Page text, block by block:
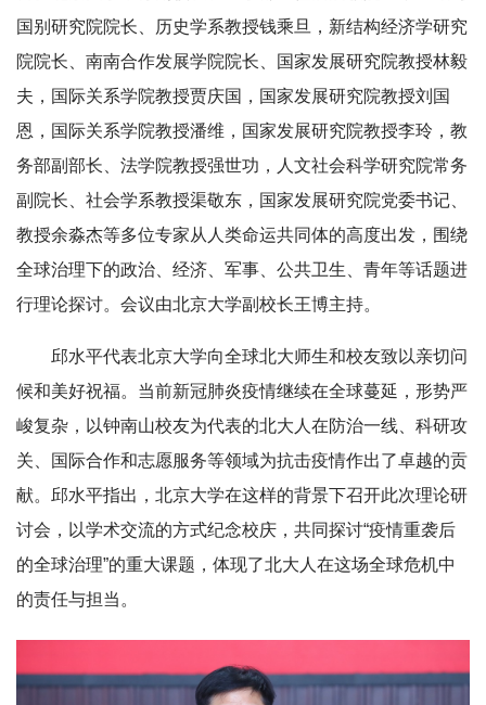
国别研究院院长、历史学系教授钱乘旦，新结构经济学研究
院院长、南南合作发展学院院长、国家发展研究院教授林毅
夫，国际关系学院教授贾庆国，国家发展研究院教授刘国
恩，国际关系学院教授潘维，国家发展研究院教授李玲，教
务部副部长、法学院教授强世功，人文社会科学研究院常务
副院长、社会学系教授渠敬东，国家发展研究院党委书记、
教授余淼杰等多位专家从人类命运共同体的高度出发，围绕
全球治理下的政治、经济、军事、公共卫生、青年等话题进
行理论探讨。会议由北京大学副校长王博主持。
邱水平代表北京大学向全球北大师生和校友致以亲切问
候和美好祝福。当前新冠肺炎疫情继续在全球蔓延，形势严
峻复杂，以钟南山校友为代表的北大人在防治一线、科研攻
关、国际合作和志愿服务等领域为抗击疫情作出了卓越的贡
献。邱水平指出，北京大学在这样的背景下召开此次理论研
讨会，以学术交流的方式纪念校庆，共同探讨“疫情重袭后
的全球治理”的重大课题，体现了北大人在这场全球危机中
的责任与担当。